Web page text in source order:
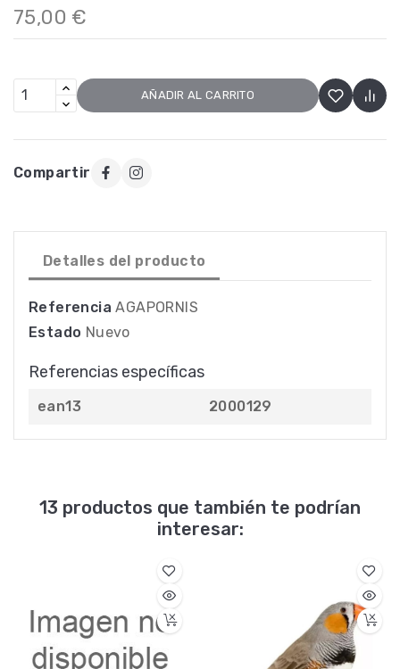
75,00 €
AÑADIR AL CARRITO
Compartir
Detalles del producto
Referencia AGAPORNIS
Estado Nuevo
Referencias específicas
ean13 2000129
13 productos que también te podrían
interesar: